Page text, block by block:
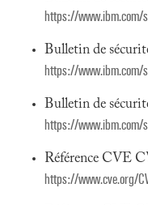
https://
Bulletin de
https://www.ibm.com/
Bulletin de
https://www.ibm.com/
Référence CVE
https://www.cve.org/